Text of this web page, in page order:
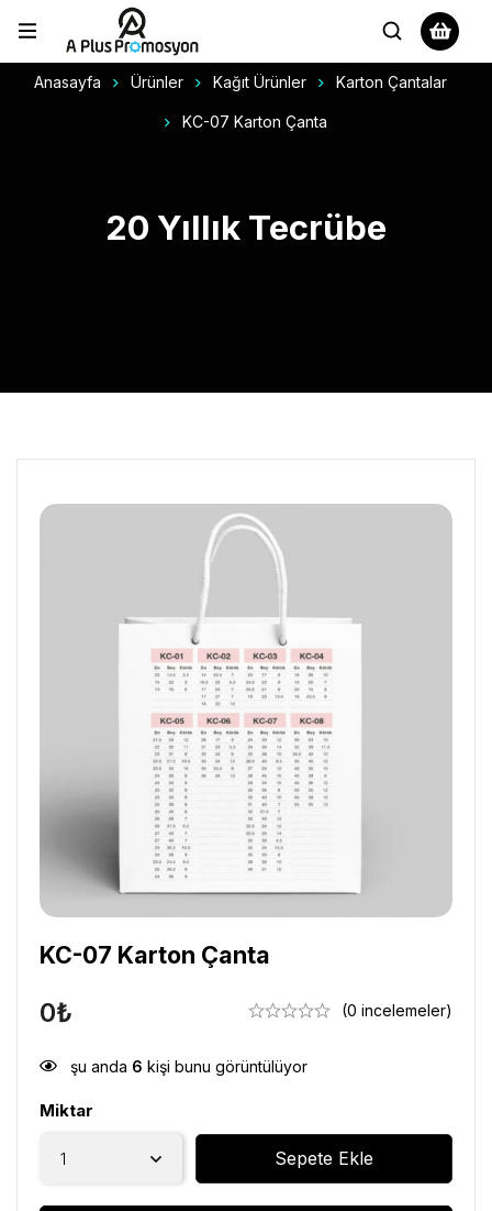
Anasayfa Ürünler Kağıt Ürünler Karton Çantalar
KC-07 Karton Çanta
20 Yıllık Tecrübe
KC-07 Karton Çanta
0₺ (0 incelemeler)
şu anda 6 kişi bunu görüntülüyor
Miktar
Sepete Ekle